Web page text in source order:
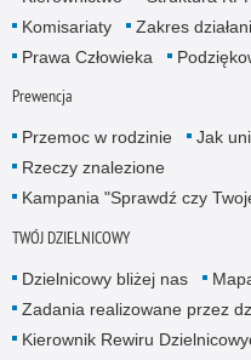
Komisariaty
Zakres
Prawa Człowieka
Prewencja
Przemoc w rodzinie
Jak
Rzeczy znalezione
Kampania "Sprawdź czy
TWÓJ DZIELNICOWY
Dzielnicowy bliżej nas
Zadania realizowane przez
Kierownik Rewiru